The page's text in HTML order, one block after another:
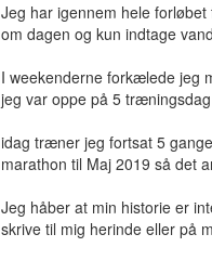
Jeg har igennem hele
om dagen og kun indtage
I weekenderne forkælede jeg
jeg var oppe på 5
idag træner jeg fortsat 5
marathon til Maj 2019 så det
Jeg håber at min historie er
skrive til mig herinde eller på